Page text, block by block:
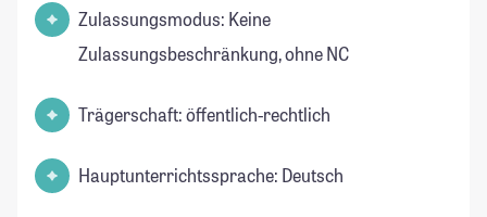
Zulassungsmodus: Keine
Zulassungsbeschränkung, ohne NC
Trägerschaft: öffentlich-rechtlich
Hauptunterrichtssprache: Deutsch